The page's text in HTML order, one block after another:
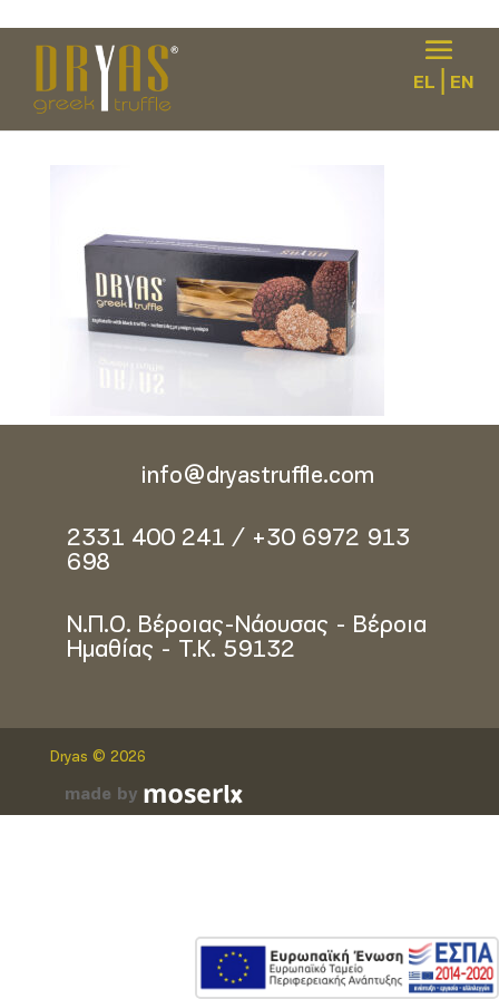
EL | EN
taliatelles
info@dryastruffle.com
2331 400 241 / +30 6972 913
698
Ν.Π.Ο. Βέροιας-Νάουσας - Βέροια
Ημαθίας - Τ.Κ. 59132
Dryas © 2026
made by